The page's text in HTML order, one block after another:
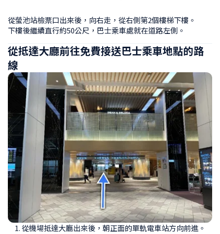
從螢池站檢票口出來後，向右走，從右側第2個樓梯下樓。
下樓後繼續直行約50公尺，巴士乘車處就在道路左側。
從抵達大廳前往免費接送巴士乘車地點的路
線
1. 從機場抵達大廳出來後，朝正面的單軌電車站方向前進。